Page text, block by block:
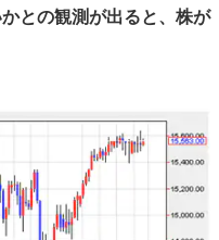
との観測が出ると、株が